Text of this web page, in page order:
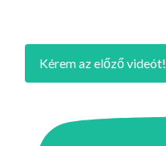
Kérem az előző videót!